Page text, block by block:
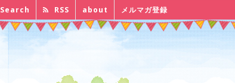
Search RSS about メルマガ登録